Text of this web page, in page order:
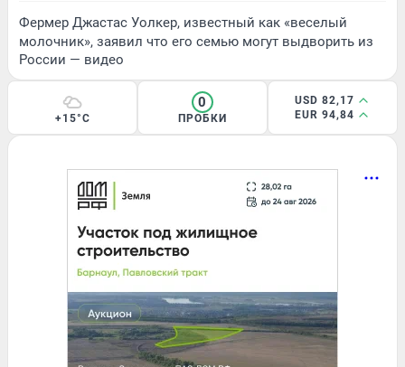
Фермер Джастас Уолкер, известный как «веселый
молочник», заявил что его семью могут выдворить из
России — видео
+15°C
0
ПРОБКИ
USD 82,17
EUR 94,84